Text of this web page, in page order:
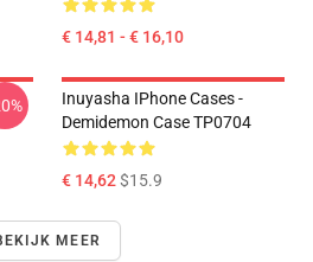
€ 14,81 - € 16,10
Inuyasha IPhone Cases -
Demidemon Case TP0704
€ 14,62$15.9
MEER